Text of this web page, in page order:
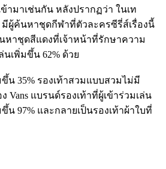
ามาเช่นกัน หลังปรากฏว่า ในเท
ผู้ค้นหาชุดกีฬาที่ตัวละครซีรี่ส์เรื่องนี้
หาชุดสีแดงที่เจ้าหน้าที่รักษาความ
เพิ่มขึ้น 62% ด้วย
น 35% รองเท้าสวมแบบสวมไม่มี
Vans แบรนด์รองเท้าที่ผู้เข้าร่วมเล่น
น 97% และกลายเป็นรองเท้าผ้าใบที่